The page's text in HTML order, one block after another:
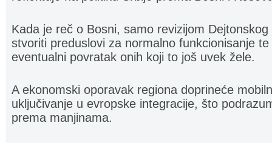
Kada je reč o Bosni, samo revizijom
stvoriti preduslovi za normalno funkcionisanje
eventualni povratak onih koji to još uvek žele.
A ekonomski oporavak regiona doprineće
uključivanje u evropske integracije, što
prema manjinama.